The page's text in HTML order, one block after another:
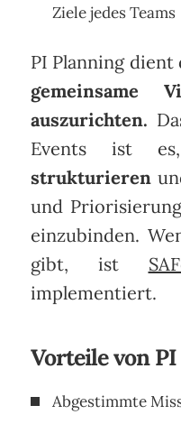
Ziele jedes Teams
PI Planning dient
gemeinsame
auszurichten.
Events ist
strukturieren
und
einzubinden.
gibt, ist
implementiert.
Vorteile von
Abgestimmte